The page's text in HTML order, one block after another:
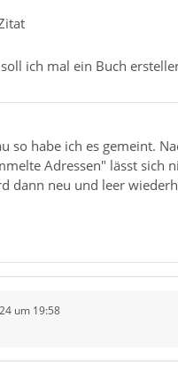
ich mal ein Buch
so habe ich es gemeint.
Adressen" lässt sich
dann neu und leer
um 19:58